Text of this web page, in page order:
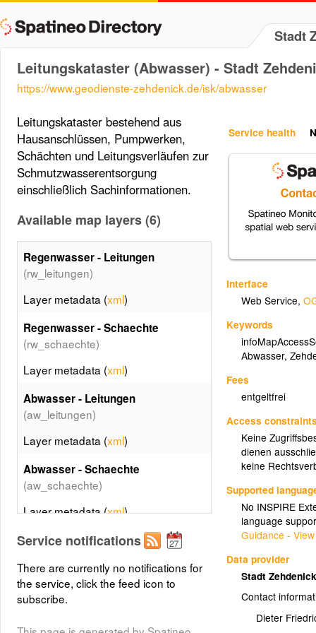
Stadt
Leitungskataster (Abwasser) - Stadt
https://www.geodienste-zehdenick.de/isk/abwasser
Service health
Interface
Web Service,
Keywords
Abwasser,
Fees
entgeltfrei
Access
Keine
dienen
keine
Supported
No INSPIRE
language
Guidance -
Data provider
Stadt
Contact
Dieter
Leitungskataster bestehend aus
Hausanschlüssen, Pumpwerken,
Schächten und Leitungsverläufen zur
Schmutzwasserentsorgung
einschließlich Sachinformationen.
Available map layers (6)
Regenwasser - Leitungen
(rw_leitungen)
Layer metadata (xml)
Regenwasser - Schaechte
(rw_schaechte)
Layer metadata (xml)
Abwasser - Leitungen
(aw_leitungen)
Layer metadata (xml)
Abwasser - Schaechte
(aw_schaechte)
Layer metadata (xml)
Abwasser - Pumpwerke
Layer metadata (xml)
(sw_hausanschluesse)
Service notifications
There are currently no notifications for
the service, click the feed icon to
subscribe.